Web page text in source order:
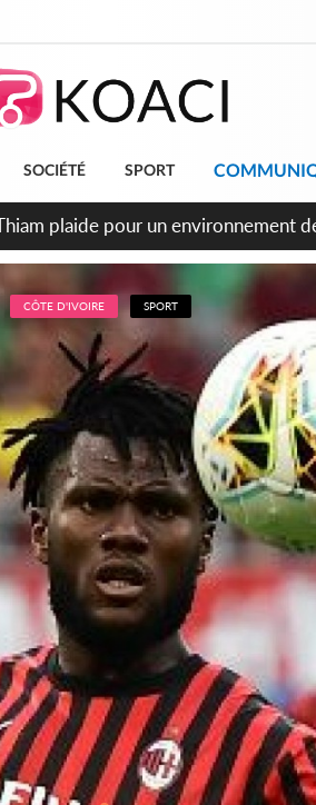
SOCIÉTÉ SPORT
les convocations seront disponibles
CÔTE D'IVOIRE SPORT